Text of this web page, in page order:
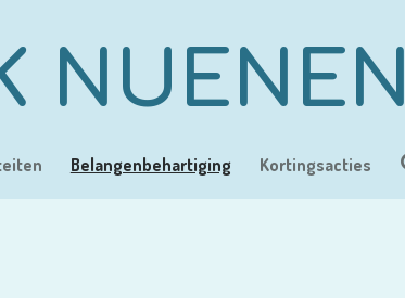
NUENEN
Belangenbehartiging Kortingsacties